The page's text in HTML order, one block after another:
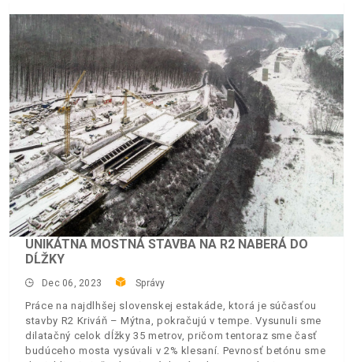
UNIKÁTNA MOSTNÁ STAVBA NA R2 NABERÁ DO
DĹŽKY
Dec 06, 2023 Správy
Práce na najdlhšej slovenskej estakáde, ktorá je súčasťou
stavby R2 Kriváň – Mýtna, pokračujú v tempe. Vysunuli sme
dilatačný celok dĺžky 35 metrov, pričom tentoraz sme časť
budúceho mosta vysúvali v 2% klesaní. Pevnosť betónu sme